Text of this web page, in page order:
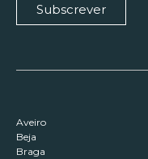
Subscrever
Aveiro
Beja
Braga